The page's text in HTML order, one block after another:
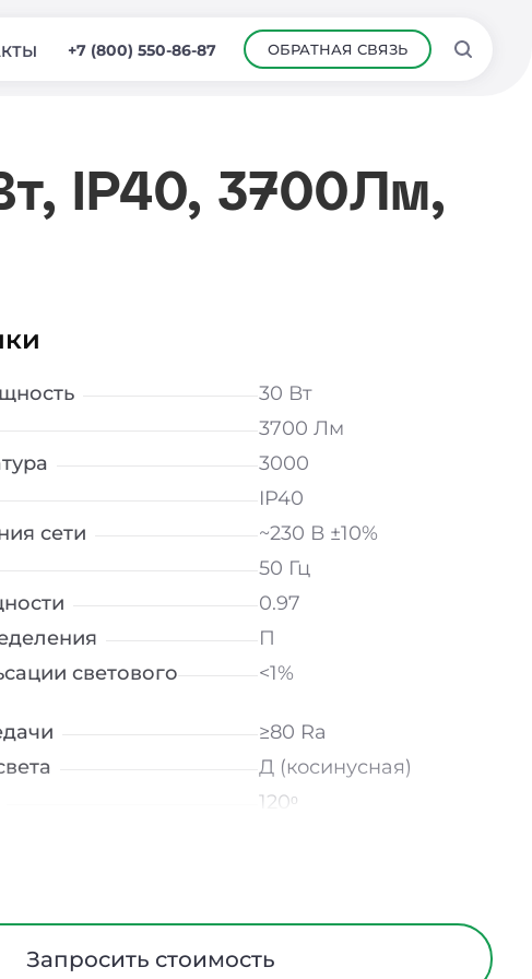
+7 (800) 550-86-87 ОБРАТНАЯ СВЯЗЬ
IP40, 3700Лм,
30 Вт
3700 Лм
3000
IP40
сети
~230 В ±10%
50 Гц
0.97
П
светового
<1%
≥80 Ra
Д (косинусная)
120ᵒ
тока
Запросить стоимость